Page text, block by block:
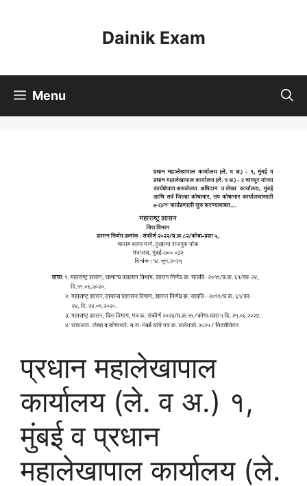
Dainik Exam
Menu
प्रधान महालेखापाल
कार्यालय (ले. व अ.) १,
मुंबई व प्रधान
महालेखापाल कार्यालय (ले.